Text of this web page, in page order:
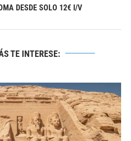
DESDE SOLO 12€ I/V
TE INTERESE: